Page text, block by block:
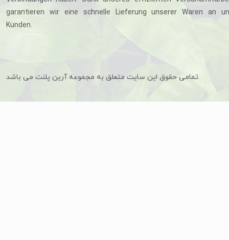
garantieren wir eine schnelle Lieferung unserer Waren an
Kunden.
تمامی حقوق این سایت متعلق به مجموعه آرین پلنت می باشد.